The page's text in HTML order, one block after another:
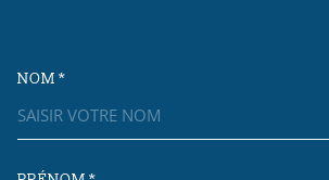
NOM *